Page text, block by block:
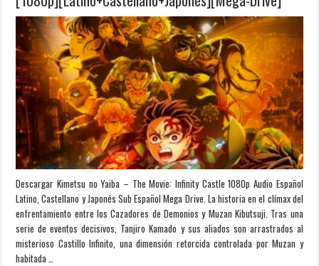
Descargar Kimetsu no Yaiba – The Movie: Infinity Castle 1080p Audio Español
Latino, Castellano y Japonés Sub Español Mega Drive. La historia en el clímax del
enfrentamiento entre los Cazadores de Demonios y Muzan Kibutsuji. Tras una
serie de eventos decisivos, Tanjiro Kamado y sus aliados son arrastrados al
misterioso Castillo Infinito, una dimensión retorcida controlada por Muzan y
habitada …